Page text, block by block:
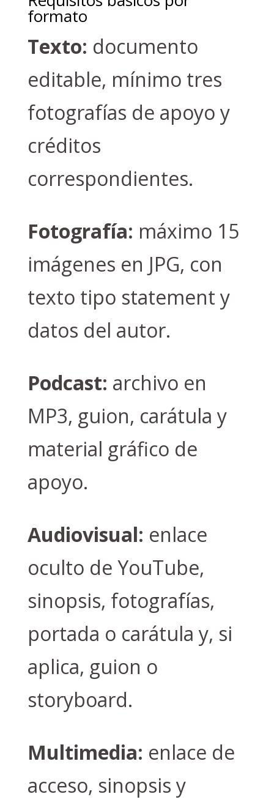
formato
Texto: documento
editable, mínimo tres
fotografías de apoyo y
créditos
correspondientes.
Fotografía: máximo 15
imágenes en JPG, con
texto tipo statement y
datos del autor.
Podcast: archivo en
MP3, guion, carátula y
material gráfico de
apoyo.
Audiovisual: enlace
oculto de YouTube,
sinopsis, fotografías,
portada o carátula y, si
aplica, guion o
storyboard.
Multimedia: enlace de
acceso, sinopsis y